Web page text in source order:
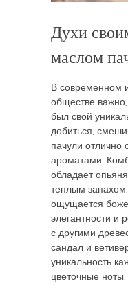
Духи
маслом
В современном
обществе
был свой
добиться,
пачули отлично
ароматами.
обладает
теплым
ощущается
элегантности и
с другими
сандал и
уникальность
цветочные